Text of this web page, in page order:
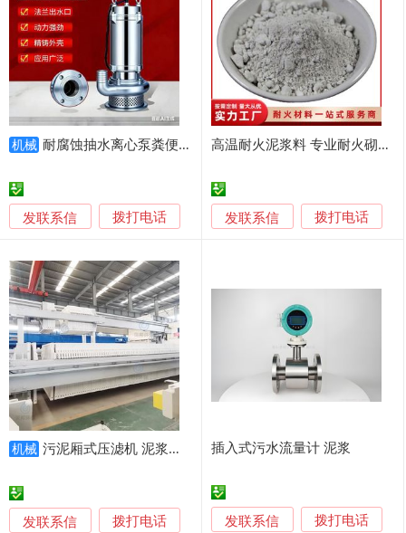
机械 耐腐蚀抽水离心泵粪便泥浆 不锈钢切割式污水泵
发联系信 拨打电话
高温耐火泥浆料 专业耐火砌筑泥浆 工业窑炉浇注料
发联系信 拨打电话
机械 污泥厢式压滤机 泥浆固化 污泥脱水专用压滤机
发联系信 拨打电话
插入式污水流量计 泥浆
发联系信 拨打电话